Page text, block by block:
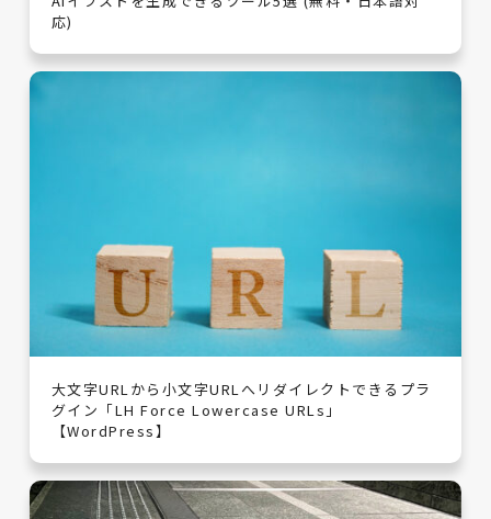
応)
大文字URLから小文字URLへリダイレクトできるプラ
グイン「LH Force Lowercase URLs」
【WordPress】